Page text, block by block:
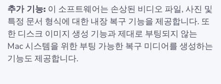
추가 기능: 이 소프트웨어는 손상된 비디오 파일, 사진 및
특정 문서 형식에 대한 내장 복구 기능을 제공합니다. 또
한 디스크 이미지 생성 기능과 제대로 부팅되지 않는
Mac 시스템을 위한 부팅 가능한 복구 미디어를 생성하는
기능도 제공합니다.